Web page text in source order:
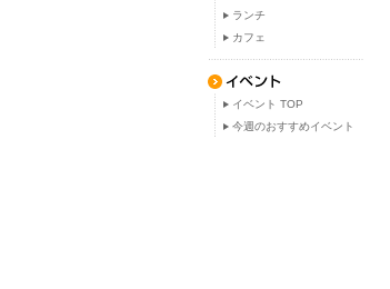
ランチ
カフェ
イベント TOP
今週のおすすめイベント